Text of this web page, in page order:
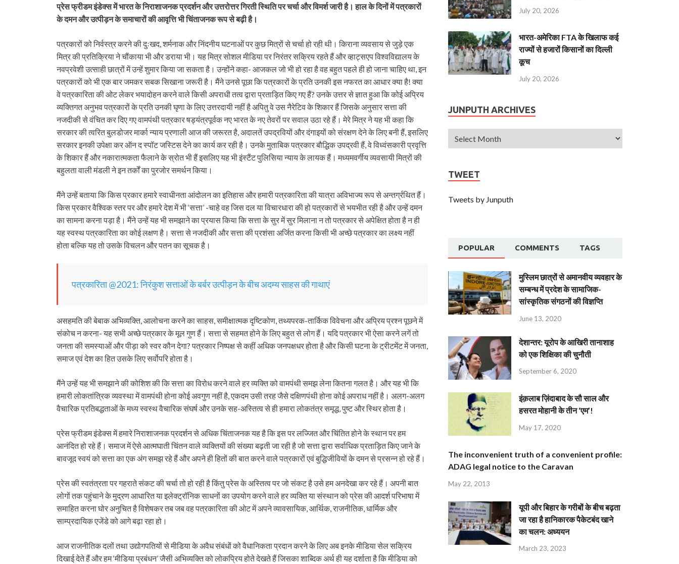
प्रेस फ्रीडम इंडेक्स में भारत के निराशाजनक प्रदर्शन और उत्तरोत्तर गिरती स्थिति पर चर्चा और विमर्श जारी है। हाल के दिनों में पत्रकारों
के दमन और उत्पीड़न के समाचारों की आवृत्ति भी चिंताजनक रूप से बढ़ी है।
पत्रकारों को निर्वस्त्र करने की दुःखद, शर्मनाक और निंदनीय घटनाओं पर कुछ मित्रों से चर्चा हो रही थी। किराना व्यवसाय से जुड़े एक
मित्र की प्रतिक्रिया ने चौंकाया भी और डराया भी। यह मित्र सोशल मीडिया पर निरंतर सक्रिय रहते हैं और व्हाट्सएप विश्वविद्यालय के
नवप्रवेशी उत्साही छात्रों में उन्हें शुमार किया जा सकता है। उन्होंने कहा- आजकल जो भी हो रहा है वह बहुत पहले ही हो जाना चाहिए था, इन
पत्रकारों को भी एक बार जमकर सबक सिखाना जरूरी है। मैंने उनसे पूछा कि पत्रकारों के प्रति उनकी इस नफरत का आधार क्या है! क्या
वे पत्रकारिता की ओट लेकर भयादोहन करने वाले किसी अपराधी तत्व द्वारा प्रताड़ित किए गए हैं? उनके उत्तर से ज्ञात हुआ कि कोई अप्रिय
व्यक्तिगत अनुभव पत्रकारों के प्रति उनकी घृणा के लिए उत्तरदायी नहीं है अपितु वे उस नैरेटिव के शिकार हैं जिसके अनुसार सत्ता की
नजदीकी से वंचित कर दिए गए वामपंथी पत्रकार षड्यंत्रपूर्वक नए भारत के नए तेवरों पर सवाल उठा रहे हैं। मेरे मित्र ने यह भी कहा कि
सरकार की त्वरित बुलडोजर मार्का न्याय प्रणाली आज की जरूरत है, अदालतें उपद्रवियों और दंगाइयों को संरक्षण देने के लिए बनी हैं, इसलिए
सरकार इनकी उपेक्षा कर ऑन द स्पॉट जस्टिस देने का कार्य कर रही है। उनके मुताबिक पत्रकार बौद्धिक उपद्रवी हैं, वे विध्वंसकारी प्रवृत्ति
के शिकार हैं और नकारात्मकता फैलाने के स्रोत भी हैं इसलिए यह भी इंस्टैंट पुलिसिया न्याय के लायक हैं। मध्यमवर्गीय व्यवसायी मित्रों की
बहुलता वाली मंडली ने इन तर्कों का पुरजोर समर्थन किया।
मैंने उन्हें बताया कि किस प्रकार हमारे स्वाधीनता आंदोलन का इतिहास और हमारी पत्रकारिता की यात्रा अविभाज्य रूप से अन्तर्ग्रथित हैं।
किस प्रकार वैश्विक स्तर पर और हमारे देश में भी ‘सत्ता’ -चाहे वह जिस दल या विचारधारा की हो पत्रकारों से भयभीत रही है और उन्हें दमन
का सामना करना पड़ा है। मैंने उन्हें यह भी समझाने का प्रयास किया कि सत्ता के सुर में सुर मिलाना न तो पत्रकार से अपेक्षित होता है न ही
यह स्वस्थ पत्रकारिता का कोई लक्षण है। सत्ता से नजदीकी और सत्ता की प्रशंसा अर्जित करना किसी भी अच्छे पत्रकार का लक्ष्य नहीं
होता बल्कि यह तो उसके विचलन और पतन का सूचक है।
पत्रकारिता @2021: निरंकुश सत्ताओं के बर्बर उत्पीड़न के बीच अदम्य साहस की गाथाएं
असहमति की बेबाक अभिव्यक्ति, आलोचना करने का साहस, समीक्षात्मक दृष्टिकोण, तथ्यपरक-तार्किक विवेचना और अप्रिय प्रश्न पूछने में
संकोच न करना- यह सभी अच्छे पत्रकार के मूल गुण हैं। सत्ता से सहमत होने के लिए बहुत से लोग हैं। यदि पत्रकार भी ऐसा करने लगें तो
जनता की समस्याओं और पीड़ा को स्वर कौन देगा? पत्रकार निष्पक्ष से कहीं अधिक जनपक्षधर होता है और किसी घटना के ट्रीटमेंट में जनता,
समाज एवं देश का हित उसके लिए सर्वोपरि होता है।
मैंने उन्हें यह भी समझाने की कोशिश की कि सत्ता का विरोध करने वाले हर व्यक्ति को वामपंथी समझ लेना कितना गलत है। और यह भी कि
हमारी लोकतांत्रिक व्यवस्था में वामपंथी होना कोई अवगुण नहीं है, एकदम उसी तरह जैसे दक्षिणपंथी होना कोई अपराध नहीं है। अलग-अलग
वैचारिक प्रतिबद्धताओं के मध्य स्वस्थ वैचारिक संघर्ष और उनके सह-अस्तित्व से ही हमारा लोकतंत्र समृद्ध, पुष्ट और स्थिर होता है।
प्रेस फ्रीडम इंडेक्स में हमारे निराशाजनक प्रदर्शन से अधिक चिंताजनक यह है कि इस पर लज्जित और चिंतित होने के स्थान पर हम
आनंदित हो रहे हैं। समाज में ऐसे आत्मघाती चिंतन वाले व्यक्तियों की संख्या बढ़ती जा रही है जो सत्ता द्वारा सर्वाधिक प्रताड़ित किए जाने के
बावजूद स्वयं को सत्ता का एक अंग समझ रहे हैं और अपने ही हितों की बात करने वाले पत्रकारों एवं बुद्धिजीवियों के दमन से प्रसन्न हो रहे हैं।
प्रेस की स्वतंत्रता पर गहराते संकट की चर्चा तो हो रही है किंतु प्रेस के अस्तित्व पर जो संकट है उसे हम अनदेखा कर रहे हैं। अपनी बात
लोगों तक पहुंचाने के मुद्रण आधारित या इलेक्ट्रॉनिक साधनों का उपयोग करने वाले हर व्यक्ति या संस्थान को प्रेस की आदर्श परिभाषा में
समाहित करना घोर अनुचित है विशेषकर तब जब वह पत्रकारिता की ओट में अपने व्यावसायिक, आर्थिक, राजनीतिक, धार्मिक और
साम्प्रदायिक एजेंडे को आगे बढ़ा रहा हो।
आज राजनीतिक दलों तथा उद्योगपतियों से मीडिया के अवैध संबंधों को वैधानिकता प्रदान करने के लिए अब इनके मीडिया सेल सक्रिय
दिखाई देते हैं और हम ‘मीडिया प्रबंधन’ जैसी अभिव्यक्ति को लोकप्रिय होते देखते हैं जिसका शाब्दिक अर्थ ही यह दर्शाता है कि मीडिया को
July 20, 2026
भारत-अमेरिका FTA के खिलाफ कई
राज्यों से हजारों किसानों का दिल्ली
कूच
July 20, 2026
JUNPUTH ARCHIVES
TWEET
Tweets by Junputh
POPULAR COMMENTS TAGS
मुस्लिम छात्रों से अमानवीय व्यवहार के
सम्बन्ध में प्रदेश के सामाजिक-
सांस्कृतिक संगठनों की विज्ञप्ति
June 13, 2020
देशान्‍तर: यूरोप के आखिरी तानाशाह
को एक शिक्षिका की चुनौती
September 6, 2020
इंक़लाब ज़िंदाबाद के सौ साल और
हसरत मोहानी के तीन ‘एम’!
May 17, 2020
The inconvenient truth of a convenient profile:
ADAG legal notice to the Caravan
May 22, 2013
यूपी और बिहार के गरीबों के बीच बढ़ता
जा रहा है हानिकारक पैकेटबंद खाने
का चलन: अध्ययन
March 23, 2023